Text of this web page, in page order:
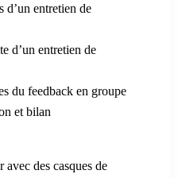
d’un entretien de
d’un entretien de
du feedback en groupe
et bilan
avec des casques de